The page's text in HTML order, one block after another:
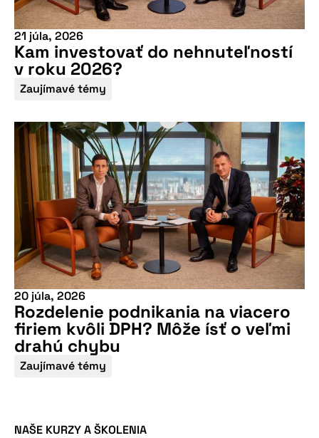
21 júla, 2026
Kam investovať do nehnuteľností
v roku 2026?
Zaujímavé témy
20 júla, 2026
Rozdelenie podnikania na viacero
firiem kvôli DPH? Môže ísť o veľmi
drahú chybu
Zaujímavé témy
NAŠE KURZY A ŠKOLENIA